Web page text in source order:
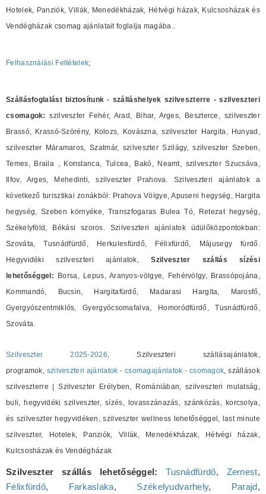
Hotelek, Panziók, Villák, Menedékházak, Hétvégi házak, Kulcsosházak és
Vendégházak csomag ajánlatait foglalja magába..
Felhasználási Feltételek;
Szállásfoglalást biztosítunk - szálláshelyek szilveszterre - szilveszteri
csomagok: szilveszter Fehér, Arad, Bihar, Arges, Beszterce, szilveszter
Brassó, Krassó-Szörény, Kolozs, Kovászna, szilveszter Hargita, Hunyad,
szilveszter Máramaros, Szatmár, szilveszter Szilágy, szilveszter Szeben,
Temes, Braila , Konstanca, Tulcea, Bakó, Neamt, szilveszter Szucsáva,
Ilfov, Arges, Mehedinti, szilveszter Prahova. Szilveszteri ajánlatok a
következő turisztikai zonákból: Prahova Völgye, Apuseni hegység, Hargita
hegység, Szeben környéke, Transzfogaras Bulea Tó, Retezat hegység,
Székelyföld, Békási szoros. Szilveszteri ajánlatok üdülőközpontokban:
Szováta, Tusnádfürdő, Herkulesfürdő, Félixfürdő, Májusegy fürdő.
Hegyvidéki szilveszteri ajánlatok,Szilveszter szállás sízési
lehetőséggel: Borsa, Lepus, Aranyos-völgye, Fehérvölgy, Brassópojána,
Kommandó, Bucsin, Hargitafürdő, Madarasi Hargita, Marosfő,
Gyergyószentmiklós, Gyergyócsomafalva, Homoródfürdő, Tusnádfürdő,
Szováta.
Szilveszter 2025-2026, Szilveszteri szállásajánlatok,
programok, szilveszteri ajánlatok - csomagajánlatok - csomagok, szállások
szilveszterre | Szilveszter Erélyben, Romániában, szilveszteri mulatság,
buli, hegyvidéki szilveszter, sízés, lovasszánazás, szánkózás, korcsolya,
és szilveszter hegyvidéken, szilveszter wellness lehetőséggel, last minute
szilveszter, Hotelek, Panziók, Villák, Menedékházak, Hétvégi házak,
Kulcsosházak és Vendégházak
Szilveszter szállás lehetőséggel: Tusnádfürdő, Zernest,
Félixfürdő, Farkaslaka, Székelyudvarhely, Parajd,